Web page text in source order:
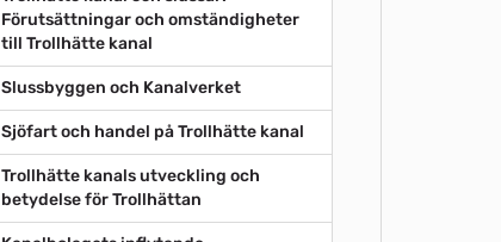
Förutsättningar och omständigheter
till Trollhätte kanal
Slussbyggen och Kanalverket
Sjöfart och handel på Trollhätte kanal
Trollhätte kanals utveckling och
betydelse för Trollhättan